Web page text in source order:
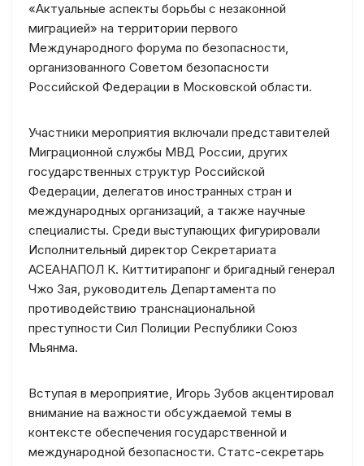
«Актуальные аспекты борьбы с незаконной
миграцией» на территории первого
Международного форума по безопасности,
организованного Советом безопасности
Российской Федерации в Московской области.
Участники мероприятия включали представителей
Миграционной службы МВД России, других
государственных структур Российской
Федерации, делегатов иностранных стран и
международных организаций, а также научные
специалисты. Среди выступающих фигурировали
Исполнительный директор Секретариата
АСЕАНАПОЛ К. Киттитирапонг и бригадный генерал
Чжо Зая, руководитель Департамента по
противодействию транснациональной
преступности Сил Полиции Республики Союз
Мьянма.
Вступая в мероприятие, Игорь Зубов акцентировал
внимание на важности обсуждаемой темы в
контексте обеспечения государственной и
международной безопасности. Статс-секретарь